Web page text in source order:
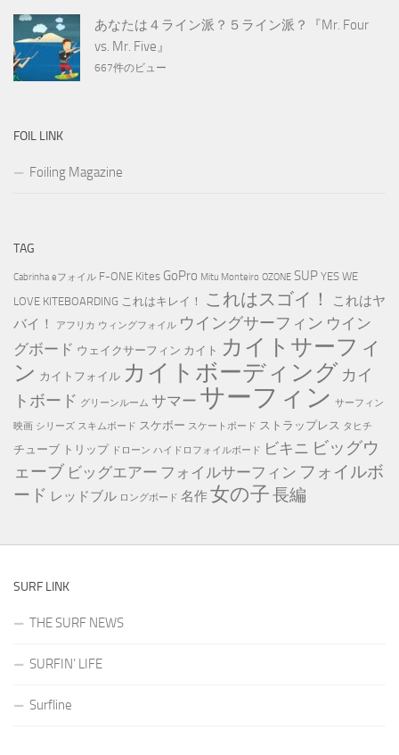
あなたは４ライン派？５ライン派？『Mr. Four
vs. Mr. Five』
667件のビュー
FOIL LINK
Foiling Magazine
TAG
Cabrinha eフォイル F-ONE Kites GoPro Mitu Monteiro OZONE SUP YES WE
LOVE KITEBOARDING これはキレイ！ これはスゴイ！
これはヤ
バイ！
アフリカ ウィングフォイル ウイングサーフィン ウイン
グボード ウェイクサーフィン カイト カイトサーフィ
ン カイトフォイル カイトボーディング カイ
トボード グリーンルーム サマー サーフィン サーフィン
映画 シリーズ スキムボード スケボー スケートボード ストラップレス タヒチ
チューブ トリップ ドローン ハイドロフォイルボード ビキニ ビッグウ
ェーブ ビッグエアー フォイルサーフィン フォイルボ
ード レッドブル ロングボード 名作女の子長編
SURF LINK
THE SURF NEWS
SURFIN’ LIFE
Surfline